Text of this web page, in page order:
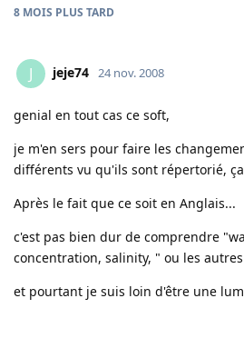
8 MOIS PLUS TARD
J jeje74 24 nov. 2008
genial en tout cas ce soft,
je m'en sers pour faire les
différents vu qu'ils sont répertorié,
Après le fait que ce soit en Anglais...
c'est pas bien dur de comprendre
concentration, salinity, " ou les
et pourtant je suis loin d'être une